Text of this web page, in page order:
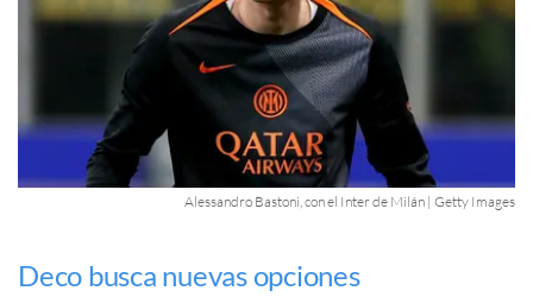
Alessandro Bastoni, con el Inter de Milán | Getty Images
Deco busca nuevas opciones